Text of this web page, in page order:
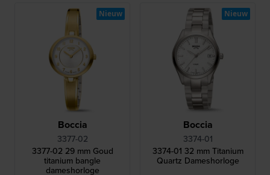
Boccia
3377-02
3377-02 29 mm Goud
titanium bangle
dameshorloge
Nieuw
Boccia
3374-01
3374-01 32 mm Titanium
Quartz Dameshorloge
Nieuw